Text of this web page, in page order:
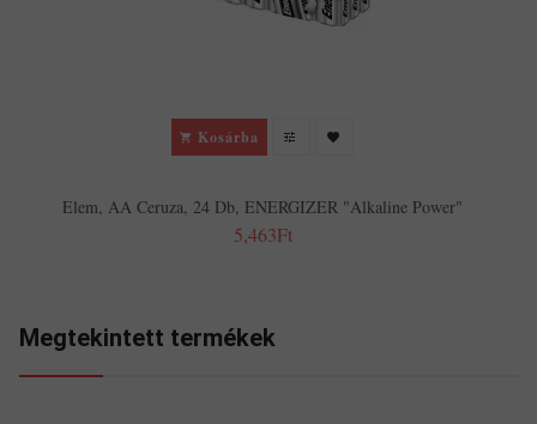
Kosárba
Elem, AA Ceruza, 24 Db, ENERGIZER "Alkaline Power"
5,463Ft
Megtekintett termékek